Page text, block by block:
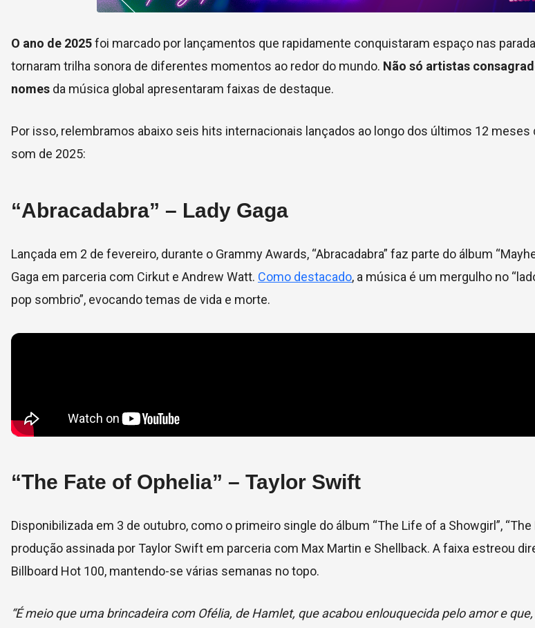
O ano de 2025foi marcado por lançamentos que rapidamente conquistaram espaço nas
tornaram trilha sonora de diferentes momentos ao redor do mundo. Não só artistas
nomes da música global apresentaram faixas de destaque.
Por isso, relembramos abaixo seis hits internacionais lançados ao longo dos últimos 12 meses
som de 2025:
“Abracadabra” – Lady Gaga
Lançada em 2 de fevereiro, durante o Grammy Awards, “Abracadabra” faz parte do álbum
Gaga em parceria com Cirkut e Andrew Watt. Como destacado, a música é um mergulho no
pop sombrio”, evocando temas de vida e morte.
“The Fate of Ophelia” – Taylor Swift
Disponibilizada em 3 de outubro, como o primeiro single do álbum “The Life of a Showgirl”, “The
produção assinada por Taylor Swift em parceria com Max Martin e Shellback. A faixa estreou
Billboard Hot 100, mantendo-se várias semanas no topo.
“É meio que uma brincadeira com Ofélia, de Hamlet, que acabou enlouquecida pelo amor e